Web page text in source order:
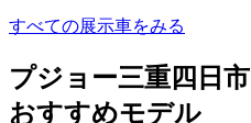
すべての展示車をみる
プジョー三重四日市
おすすめモデル